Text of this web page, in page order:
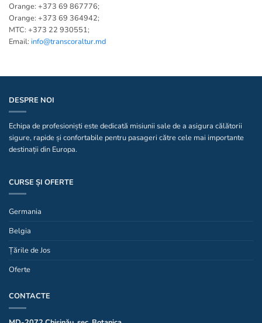
Orange: +373 69 867776;
Orange: +373 69 364942;
MTC: +373 22 930551;
Email: info@transcoraltur.md
DESPRE NOI
Echipa de profesioniști este dedicată misiunii sale de a asigura călătorii
sigure, rapide și confortabile pentru pasageri către cele mai importante
destinații din Europa.
CURSE ȘI OFERTE
Germania
Belgia
Țările de Jos
Oferte
CONTACTE